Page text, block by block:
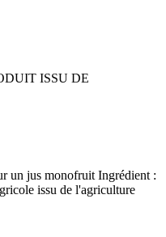
ISSU DE
un jus monofruit Ingrédient :
issu de l'agriculture